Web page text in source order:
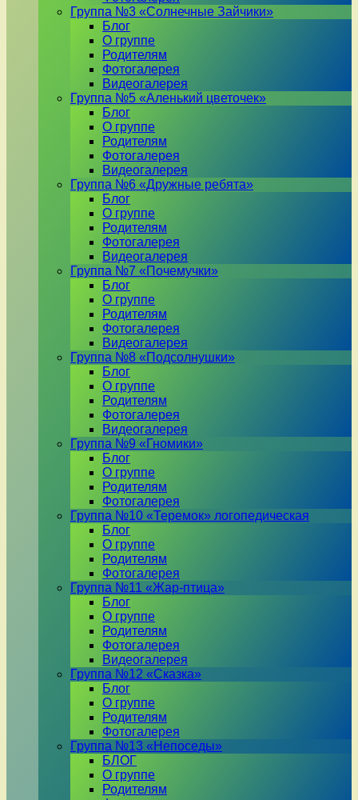
Группа №3 «Солнечные Зайчики»
Блог
О группе
Родителям
Фотогалерея
Видеогалерея
Группа №5 «Аленький цветочек»
Блог
О группе
Родителям
Фотогалерея
Видеогалерея
Группа №6 «Дружные ребята»
Блог
О группе
Родителям
Фотогалерея
Видеогалерея
Группа №7 «Почемучки»
Блог
О группе
Родителям
Фотогалерея
Видеогалерея
Группа №8 «Подсолнушки»
Блог
О группе
Родителям
Фотогалерея
Видеогалерея
Группа №9 «Гномики»
Блог
О группе
Родителям
Фотогалерея
Группа №10 «Теремок» логопедическая
Блог
О группе
Родителям
Фотогалерея
Группа №11 «Жар-птица»
Блог
О группе
Родителям
Фотогалерея
Видеогалерея
Группа №12 «Сказка»
Блог
О группе
Родителям
Фотогалерея
Группа №13 «Непоседы»
БЛОГ
О группе
Родителям